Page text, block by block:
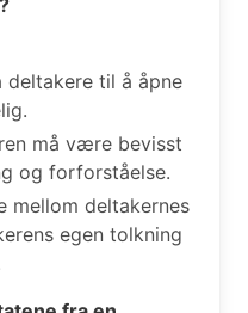
deltakere til å åpne
må være bevisst
og forforståelse.
mellom deltakernes
egen tolkning